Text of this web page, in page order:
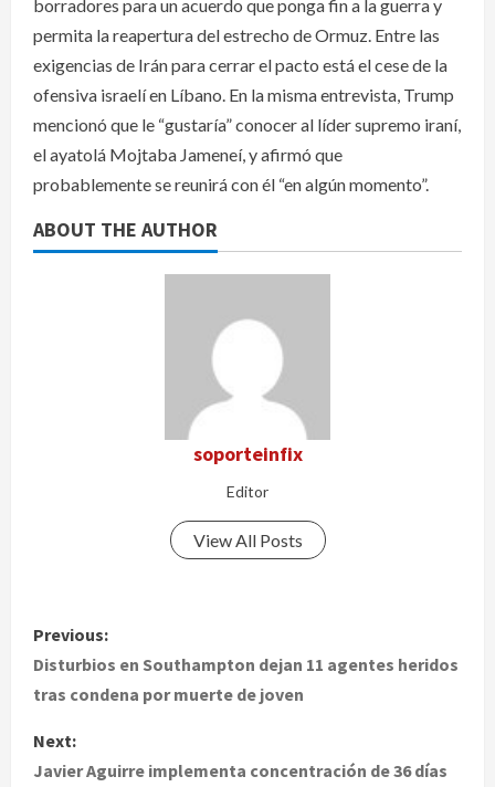
borradores para un acuerdo que ponga fin a la guerra y
permita la reapertura del estrecho de Ormuz. Entre las
exigencias de Irán para cerrar el pacto está el cese de la
ofensiva israelí en Líbano. En la misma entrevista, Trump
mencionó que le “gustaría” conocer al líder supremo iraní,
el ayatolá Mojtaba Jameneí, y afirmó que
probablemente se reunirá con él “en algún momento”.
ABOUT THE AUTHOR
soporteinfix
Editor
View All Posts
P
o
t
Previous:
Disturbios en Southampton dejan 11 agentes heridos
tras condena por muerte de joven
Next:
Javier Aguirre implementa concentración de 36 días